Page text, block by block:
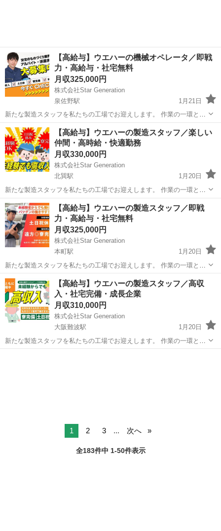
【高給与】ウエハーの機械オペレータ／即戦
力・高給与・社宅無料
月収325,000円
株式会社Star Generation
泉佐野駅
1月21日
新たな製造スタッフを私たちの工場でお迎えします。 作業の一環とし
て、生産性を向上させ、最高の品質を保つことが求められます。 経験
がない方でも、しっかりとしたサポート体制があるため、安心してご
応募ください 1.製...
大阪 泉佐野市 泉佐野駅 業務
【高給与】ウエハーの製造スタッフ／楽しい
仲間・高時給・快適勤務
月収330,000円
株式会社Star Generation
北巽駅
1月20日
新たな製造スタッフを私たちの工場でお迎えします。 作業の一環とし
て、生産性を向上させ、最高の品質を保つことが求められます。 経験
がない方でも、しっかりとしたサポート体制があるため、安心してご
応募ください 1.製...
大阪 大阪市 北巽駅 半導体 社会保険
【高給与】ウエハーの製造スタッフ／即戦
力・高給与・社宅無料
月収325,000円
株式会社Star Generation
本町駅
1月20日
新たな製造スタッフを私たちの工場でお迎えします。 作業の一環とし
て、生産性を向上させ、最高の品質を保つことが求められます。 経験
がない方でも、しっかりとしたサポート体制があるため、安心してご
応募ください 1.製...
大阪 本町駅 半導体 社会保険
【高給与】ウエハーの製造スタッフ／高収
入・社宅完備・成長企業
月収310,000円
株式会社Star Generation
大阪難波駅
1月20日
新たな製造スタッフを私たちの工場でお迎えします。 作業の一環とし
て、生産性を向上させ、最高の品質を保つことが求められます。 経験
1 2 3 ... 次へ
全183件中 1-50件表示